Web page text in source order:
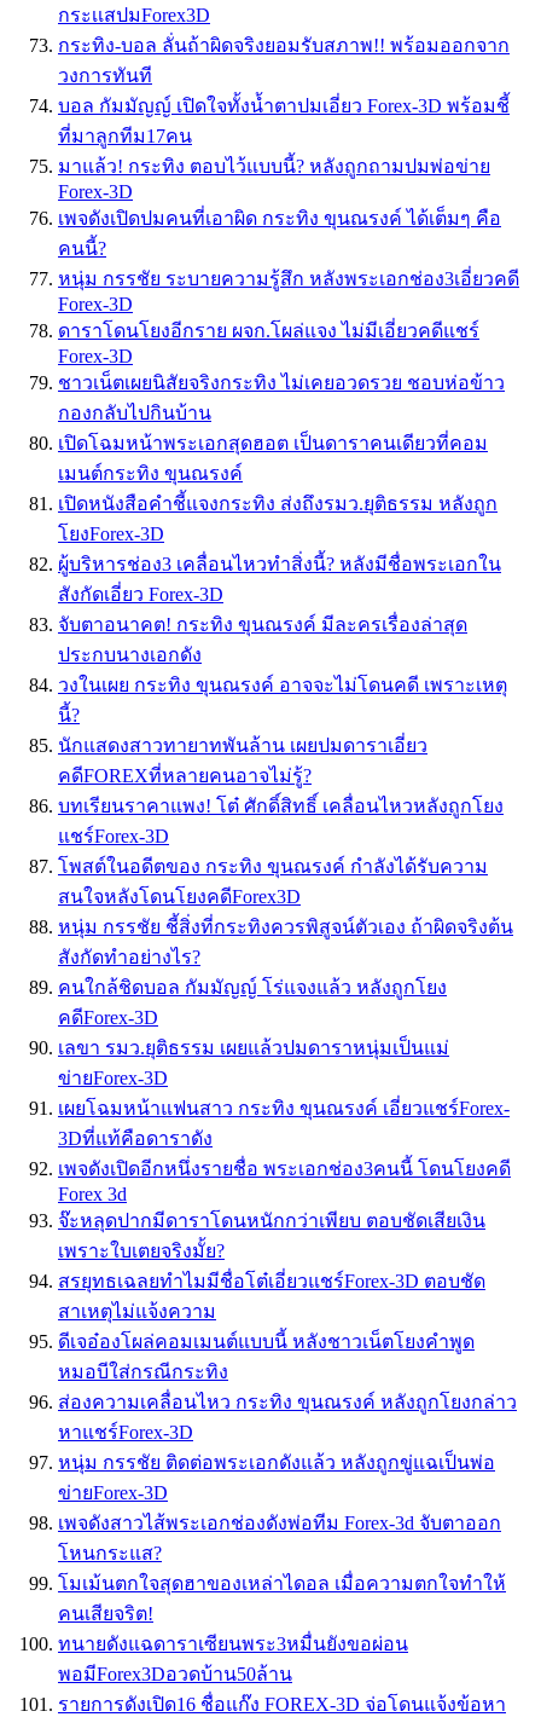
กระเเสปมForex3D
กระทิง-บอล ลั่นถ้าผิดจริงยอมรับสภาพ!! พร้อมออกจาก
วงการทันที
บอล กัมมัญญ์ เปิดใจทั้งน้ำตาปมเอี่ยว Forex-3D พร้อมชี้
ที่มาลูกทีม17คน
มาแล้ว! กระทิง ตอบไว้แบบนี้? หลังถูกถามปมพ่อข่าย
Forex-3D
เพจดังเปิดปมคนที่เอาผิด กระทิง ขุนณรงค์ ได้เต็มๆ คือ
คนนี้?
หนุ่ม กรรชัย ระบายความรู้สึก หลังพระเอกช่อง3เอี่ยวคดี
Forex-3D
ดาราโดนโยงอีกราย ผจก.โผล่แจง ไม่มีเอี่ยวคดีแชร์
Forex-3D
ชาวเน็ตเผยนิสัยจริงกระทิง ไม่เคยอวดรวย ชอบห่อข้าว
กองกลับไปกินบ้าน
เปิดโฉมหน้าพระเอกสุดฮอต เป็นดาราคนเดียวที่คอม
เมนต์กระทิง ขุนณรงค์
เปิดหนังสือคำชี้แจงกระทิง ส่งถึงรมว.ยุติธรรม หลังถูก
โยงForex-3D
ผู้บริหารช่อง3 เคลื่อนไหวทำสิ่งนี้? หลังมีชื่อพระเอกใน
สังกัดเอี่ยว Forex-3D
จับตาอนาคต! กระทิง ขุนณรงค์ มีละครเรื่องล่าสุด
ประกบนางเอกดัง
วงในเผย กระทิง ขุนณรงค์ อาจจะไม่โดนคดี เพราะเหตุ
นี้?
นักแสดงสาวทายาทพันล้าน เผยปมดาราเอี่ยว
คดีFOREXที่หลายคนอาจไม่รู้?
บทเรียนราคาแพง! โต๋ ศักดิ์สิทธิ์ เคลื่อนไหวหลังถูกโยง
แชร์Forex-3D
โพสต์ในอดีตของ กระทิง ขุนณรงค์ กำลังได้รับความ
สนใจหลังโดนโยงคดีForex3D
หนุ่ม กรรชัย ชี้สิ่งที่กระทิงควรพิสูจน์ตัวเอง ถ้าผิดจริงต้น
สังกัดทำอย่างไร?
คนใกล้ชิดบอล กัมมัญญ์ โร่แจงแล้ว หลังถูกโยง
คดีForex-3D
เลขา รมว.ยุติธรรม เผยแล้วปมดาราหนุ่มเป็นแม่
ข่ายForex-3D
เผยโฉมหน้าแฟนสาว กระทิง ขุนณรงค์ เอี่ยวแชร์Forex-
3Dที่แท้คือดาราดัง
เพจดังเปิดอีกหนึ่งรายชื่อ พระเอกช่อง3คนนี้ โดนโยงคดี
Forex 3d
จ๊ะหลุดปากมีดาราโดนหนักกว่าเพียบ ตอบชัดเสียเงิน
เพราะใบเตยจริงมั้ย?
สรยุทธเฉลยทำไมมีชื่อโต๋เอี่ยวแชร์Forex-3D ตอบชัด
สาเหตุไม่แจ้งความ
ดีเจอ๋องโผล่คอมเมนต์แบบนี้ หลังชาวเน็ตโยงคำพูด
หมอบีใส่กรณีกระทิง
ส่องความเคลื่อนไหว กระทิง ขุนณรงค์ หลังถูกโยงกล่าว
หาแชร์Forex-3D
หนุ่ม กรรชัย ติดต่อพระเอกดังแล้ว หลังถูกขู่แฉเป็นพ่อ
ข่ายForex-3D
เพจดังสาวไส้พระเอกช่องดังพ่อทีม Forex-3d จับตาออก
โหนกระแส?
โมเม้นตกใจสุดฮาของเหล่าไดอล เมื่อความตกใจทำให้
คนเสียจริต!
ทนายดังแฉดาราเซียนพระ3หมื่นยังขอผ่อน
พอมีForex3Dอวดบ้าน50ล้าน
รายการดังเปิด16 ชื่อแก๊ง FOREX-3D จ่อโดนแจ้งข้อหา